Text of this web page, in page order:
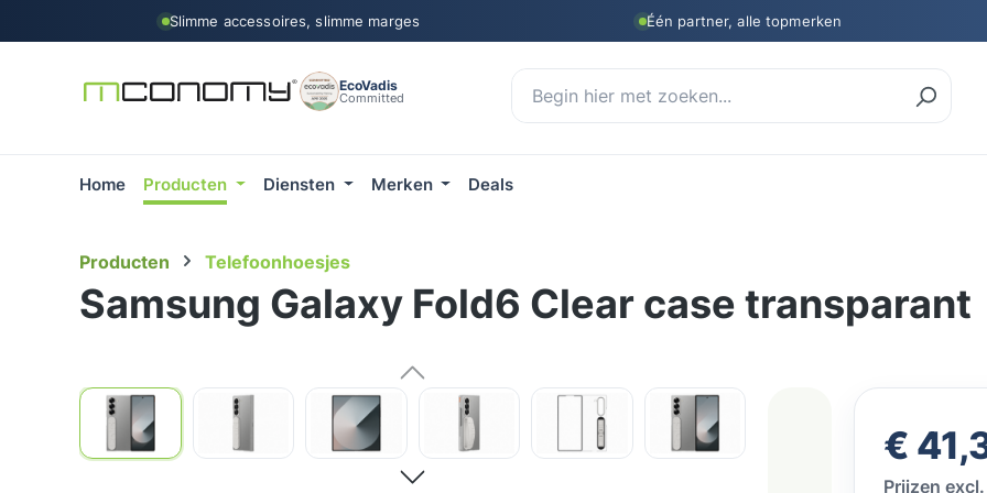
de hoofdinhoud
Ga naar de zoekopdracht
Ga naar de hoofdnavigatieSlimme accessoires, slimme marges Één partner, alle topmerken
EcoVadis
Committed
Home Producten Diensten Merken Deals
Producten Telefoonhoesjes
Samsung Galaxy Fold6 Clear case transparant
Normale
€
Prijzen